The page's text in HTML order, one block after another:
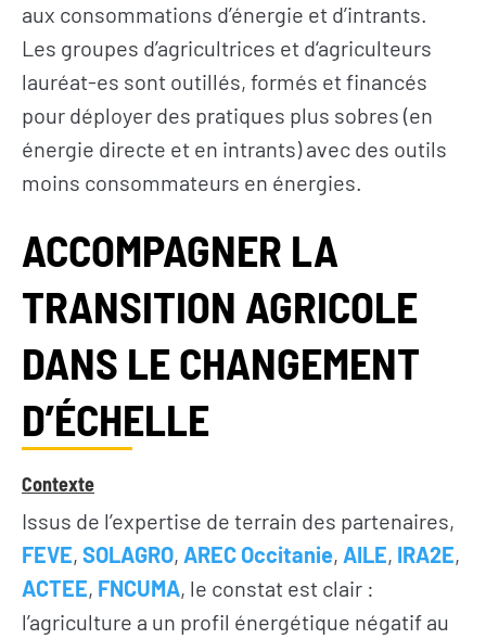
aux consommations d’énergie et d’intrants.
Les groupes d’agricultrices et d‘agriculteurs
lauréat-es sont outillés, formés et financés
pour déployer des pratiques plus sobres (en
énergie directe et en intrants) avec des outils
moins consommateurs en énergies.
ACCOMPAGNER LA
TRANSITION AGRICOLE
DANS LE CHANGEMENT
D’ÉCHELLE
Contexte
Issus de l’expertise de terrain des partenaires,
FEVE, SOLAGRO, AREC Occitanie, AILE, IRA2E,
ACTEE, FNCUMA, le constat est clair :
l’agriculture a un profil énergétique négatif au